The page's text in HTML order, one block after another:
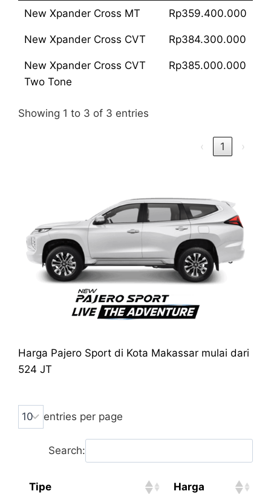
New Xpander Cross MT Rp359.400.000
New Xpander Cross CVT Rp384.300.000
New Xpander Cross CVT
Two Tone
Rp385.000.000
Showing 1 to 3 of 3 entries
‹ 1 ›
Harga Pajero Sport di Kota Makassar mulai dari
524 JT
entries per page
Search:
Tipe Harga